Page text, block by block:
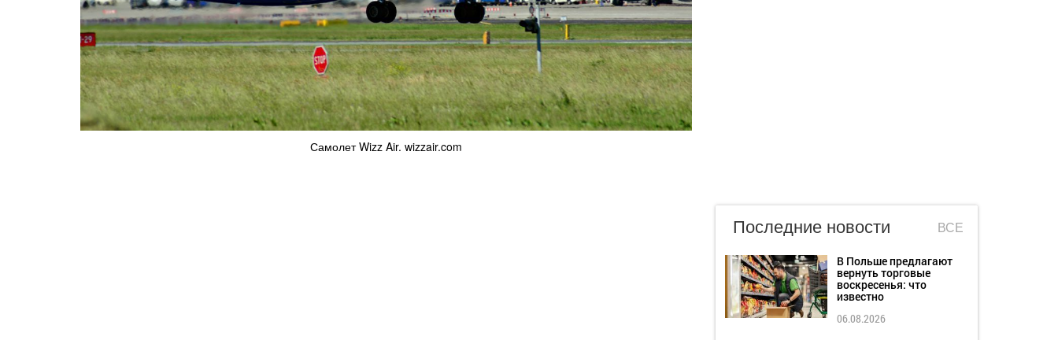
Самолет Wizz Air. wizzair.com
Последние новости ВСЕ
В Польше предлагают
вернуть торговые
воскресенья: что
известно
06.08.2026